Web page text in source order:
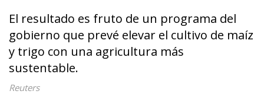
El resultado es fruto de un programa del
gobierno que prevé elevar el cultivo de maíz
y trigo con una agricultura más
sustentable.
Reuters